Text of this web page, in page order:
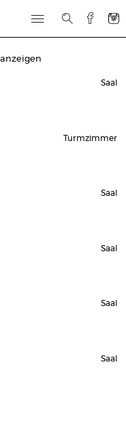
Saal
Turmzimmer
Saal
Saal
Saal
Saal